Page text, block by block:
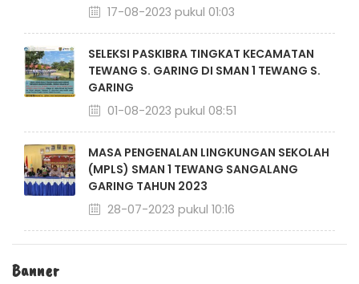
17-08-2023 pukul 01:03
SELEKSI PASKIBRA TINGKAT KECAMATAN
TEWANG S. GARING DI SMAN 1 TEWANG S.
GARING
01-08-2023 pukul 08:51
MASA PENGENALAN LINGKUNGAN SEKOLAH
(MPLS) SMAN 1 TEWANG SANGALANG
GARING TAHUN 2023
28-07-2023 pukul 10:16
Banner